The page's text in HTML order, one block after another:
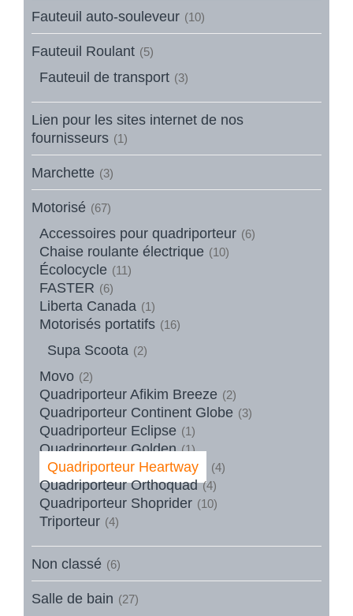
Fauteuil auto-souleveur (10)
Fauteuil Roulant (5)
Fauteuil de transport (3)
Lien pour les sites internet de nos
fournisseurs (1)
Marchette (3)
Motorisé (67)
Accessoires pour quadriporteur (6)
Chaise roulante électrique (10)
Écolocycle (11)
FASTER (6)
Liberta Canada (1)
Motorisés portatifs (16)
Supa Scoota (2)
Movo (2)
Quadriporteur Afikim Breeze (2)
Quadriporteur Continent Globe (3)
Quadriporteur Eclipse (1)
Quadriporteur Golden (1)
Quadriporteur Heartway (4)
Quadriporteur Orthoquad (4)
Quadriporteur Shoprider (10)
Triporteur (4)
Non classé (6)
Salle de bain (27)